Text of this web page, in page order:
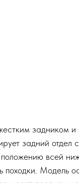
задником и
задний отдел
положению всей
походки. Модель